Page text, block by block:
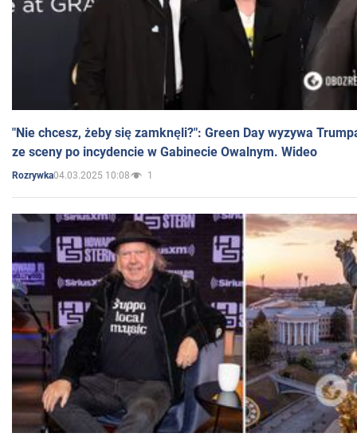
"Nie chcesz, żeby się zamknęli?": Green Day wyzywa
ze sceny po incydencie w Gabinecie Owalnym. Wideo
Rozrywka04.03.2025 10:08 1